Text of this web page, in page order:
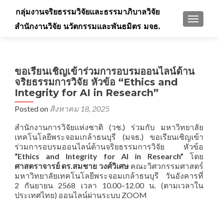
กลุ่มงานจริยธรรมวิจัยและธรรมาภิบาลวิจัย
สำนักงานวิจัย นวัตกรรมและพันธมิตร มจธ.
ขอเรียนเชิญเข้าร่วมการอบรมออนไลน์ด้าน
จริยธรรมการวิจัย หัวข้อ “Ethics and
Integrity for AI in Research”
Posted on สิงหาคม 18, 2025
สำนักงานการวิจัยแห่งชาติ (วช.) ร่วมกับ มหาวิทยาลัย
เทคโนโลยีพระจอมเกล้าธนบุรี (มจธ.) ขอเรียนเชิญเข้า
ร่วมการอบรมออนไลน์ด้านจริยธรรมการวิจัย หัวข้อ
“Ethics and Integrity for AI in Research” โดย
ศาสตราจารย์ ดร.สมชาย วงศ์วิเศษคณะวิศวกรรมศาสตร์
มหาวิทยาลัยเทคโนโลยีพระจอมเกล้าธนบุรี วันอังคารที่
2 กันยายน 2568 เวลา 10.00–12.00 น. (ตามเวลาใน
ประเทศไทย) ออนไลน์ผ่านระบบ ZOOM